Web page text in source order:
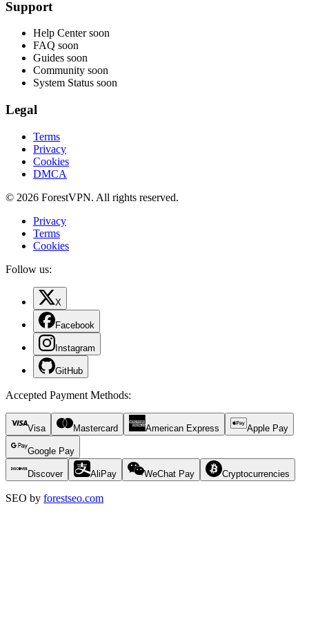
Support
Help Center soon
FAQ soon
Guides soon
Community soon
System Status soon
Legal
Terms
Privacy
Cookies
DMCA
© 2026 ForestVPN. All rights reserved.
Privacy
Terms
Cookies
Follow us:
X
Facebook
Instagram
GitHub
Accepted Payment Methods:
Visa Mastercard American Express Apple Pay
Google Pay
Discover AliPay WeChat Pay Cryptocurrencies
SEO by forestseo.com